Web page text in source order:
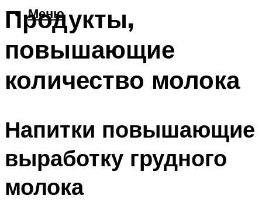
Меню
Продукты,
повышающие
количество молока
Напитки повышающие
выработку грудного
молока